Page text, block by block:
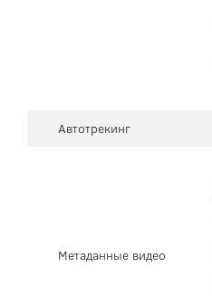
Автотрекинг
Метаданные видео